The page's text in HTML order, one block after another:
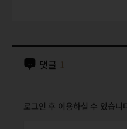
댓글 1
로그인 후 이용하실 수 있습니